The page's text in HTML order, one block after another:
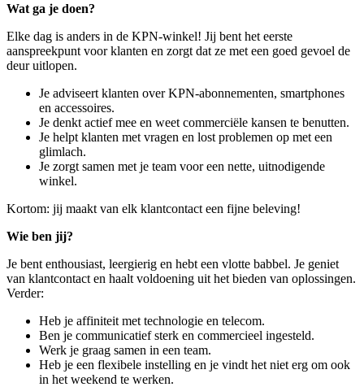
Wat ga je doen?
Elke dag is anders in de KPN-winkel! Jij bent het eerste
aanspreekpunt voor klanten en zorgt dat ze met een goed gevoel de
deur uitlopen.
Je adviseert klanten over KPN-abonnementen, smartphones
en accessoires.
Je denkt actief mee en weet commerciële kansen te benutten.
Je helpt klanten met vragen en lost problemen op met een
glimlach.
Je zorgt samen met je team voor een nette, uitnodigende
winkel.
Kortom: jij maakt van elk klantcontact een fijne beleving!
Wie ben jij?
Je bent enthousiast, leergierig en hebt een vlotte babbel. Je geniet
van klantcontact en haalt voldoening uit het bieden van oplossingen.
Verder:
Heb je affiniteit met technologie en telecom.
Ben je communicatief sterk en commercieel ingesteld.
Werk je graag samen in een team.
Heb je een flexibele instelling en je vindt het niet erg om ook
in het weekend te werken.